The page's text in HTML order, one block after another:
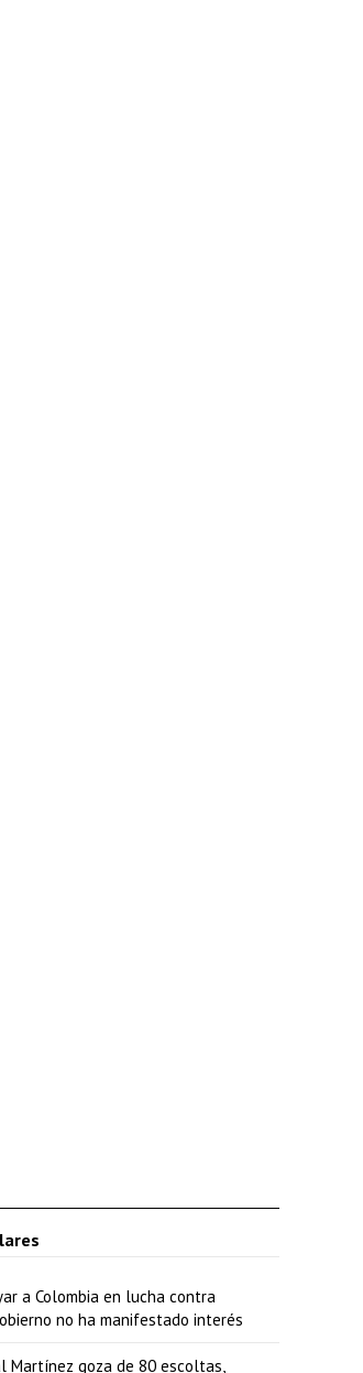
a Colombia en lucha contra
no ha manifestado interés
Martínez goza de 80 escoltas,